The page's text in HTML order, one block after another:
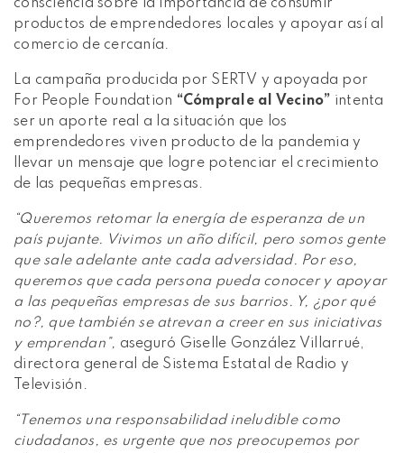
consciencia sobre la importancia de consumir
productos de emprendedores locales y apoyar así al
comercio de cercanía.
La campaña producida por SERTV y apoyada por
For People Foundation “Cómprale al Vecino” intenta
ser un aporte real a la situación que los
emprendedores viven producto de la pandemia y
llevar un mensaje que logre potenciar el crecimiento
de las pequeñas empresas.
“Queremos retomar la energía de esperanza de un
país pujante. Vivimos un año difícil, pero somos gente
que sale adelante ante cada adversidad. Por eso,
queremos que cada persona pueda conocer y apoyar
a las pequeñas empresas de sus barrios. Y, ¿por qué
no?, que también se atrevan a creer en sus iniciativas
y emprendan”, aseguró Giselle González Villarrué,
directora general de Sistema Estatal de Radio y
Televisión.
“Tenemos una responsabilidad ineludible como
ciudadanos, es urgente que nos preocupemos por